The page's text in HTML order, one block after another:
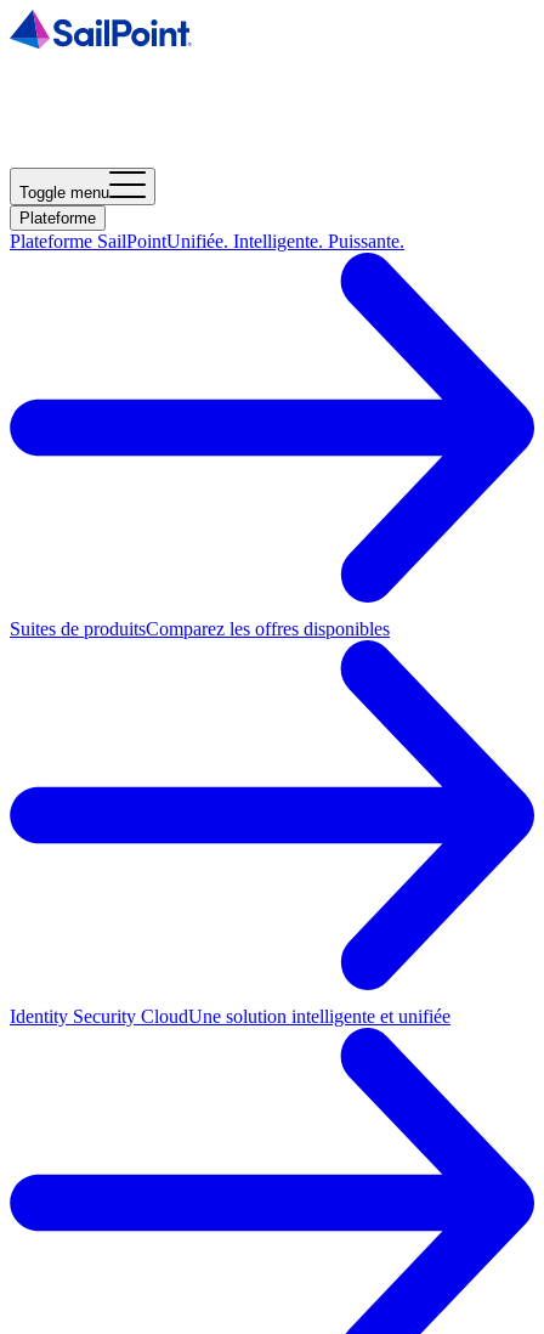
Toggle menu
Plateforme
Plateforme SailPointUnifiée. Intelligente. Puissante.
Suites de produitsComparez les offres disponibles
Identity Security CloudUne solution intelligente et unifiée